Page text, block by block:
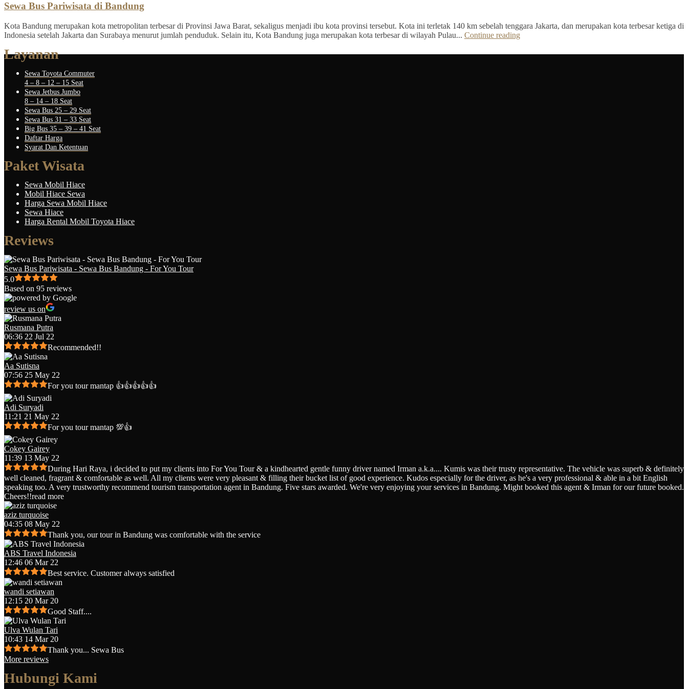
Sewa Bus Pariwisata di Bandung
Kota Bandung merupakan kota metropolitan terbesar di Provinsi Jawa Barat, sekaligus menjadi ibu kota provinsi tersebut. Kota ini terletak 140 km sebelah tenggara Jakarta, dan merupakan kota terbesar ketiga di
Indonesia setelah Jakarta dan Surabaya menurut jumlah penduduk. Selain itu, Kota Bandung juga merupakan kota terbesar di wilayah Pulau... Continue reading
Layanan
Sewa Toyota Commuter
4 – 8 – 12 – 15 Seat
Sewa Jetbus Jumbo
8 – 14 – 18 Seat
Sewa Bus 25 – 29 Seat
Sewa Bus 31 – 33 Seat
Big Bus 35 – 39 – 41 Seat
Daftar Harga
Syarat Dan Ketentuan
Paket Wisata
Sewa Mobil Hiace
Mobil Hiace Sewa
Harga Sewa Mobil Hiace
Sewa Hiace
Harga Rental Mobil Toyota Hiace
Reviews
Sewa Bus Pariwisata - Sewa Bus Bandung - For You Tour
5.0
Based on 95 reviews
review us on
Rusmana Putra
06:36 22 Jul 22
Recommended!!
Aa Sutisna
07:56 25 May 22
For you tour mantap 👍👍👍👍👍
Adi Suryadi
11:21 21 May 22
For you tour mantap 💯👍
Cokey Gairey
11:39 13 May 22
During Hari Raya, i decided to put my clients into For You Tour & a kindhearted gentle funny driver named Irman a.k.a.... Kumis was their trusty representative. The vehicle was superb & definitely
well cleaned, fragrant & comfortable as well. All my clients were very pleasant & filling their bucket list of good experience. Kudos especially for the driver, as he's a very professional & able in a bit English
speaking too. A very trustworthy recommend tourism transportation agent in Bandung. Five stars awarded. We're very enjoying your services in Bandung. Might booked this agent & Irman for our future booked.
Cheers!!read more
aziz turquoise
04:35 08 May 22
Thank you, our tour in Bandung was comfortable with the service
ABS Travel Indonesia
12:46 06 Mar 22
Best service. Customer always satisfied
wandi setiawan
12:15 20 Mar 20
Good Staff....
Ulva Wulan Tari
10:43 14 Mar 20
Thank you... Sewa Bus
More reviews
Hubungi Kami